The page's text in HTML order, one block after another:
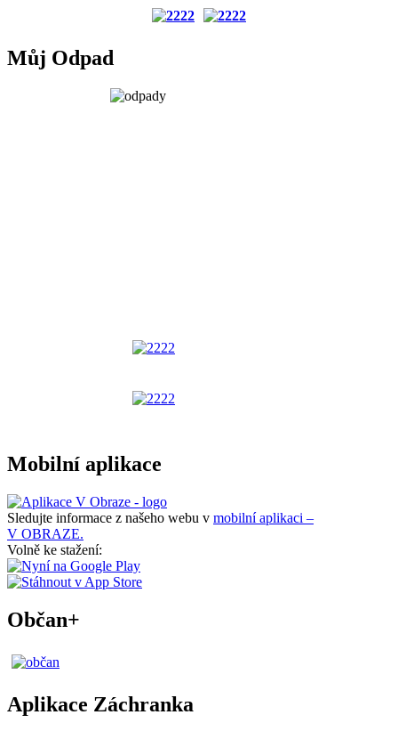
Můj Odpad
Mobilní aplikace
Sledujte informace z našeho webu v mobilní aplikaci –
V OBRAZE.
Volně ke stažení:
Občan+
Aplikace Záchranka